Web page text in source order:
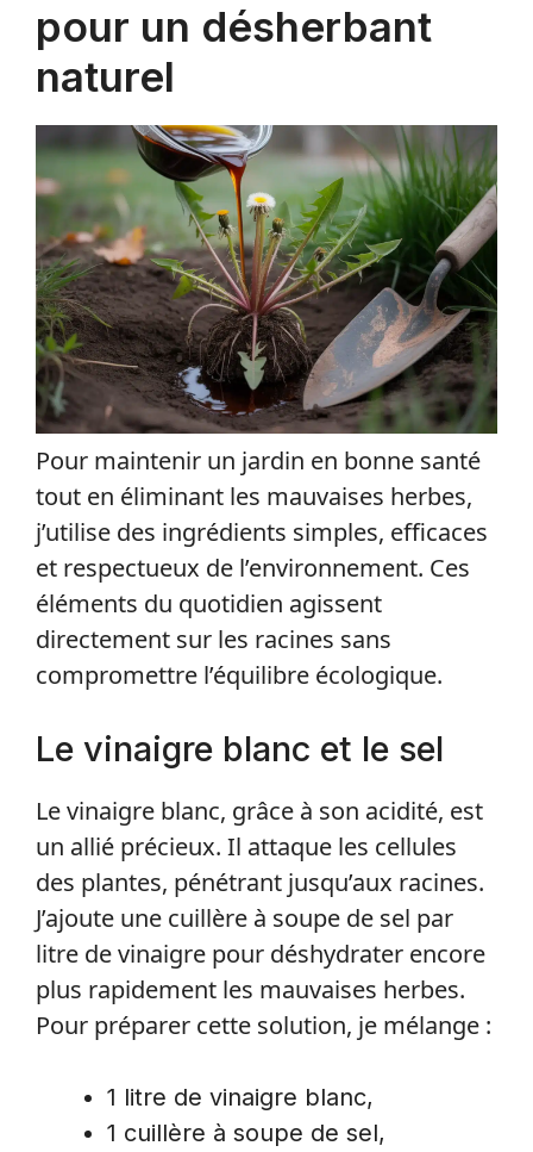
pour un désherbant
naturel
Pour maintenir un jardin en bonne santé
tout en éliminant les mauvaises herbes,
j’utilise des ingrédients simples, efficaces
et respectueux de l’environnement. Ces
éléments du quotidien agissent
directement sur les racines sans
compromettre l’équilibre écologique.
Le vinaigre blanc et le sel
Le vinaigre blanc, grâce à son acidité, est
un allié précieux. Il attaque les cellules
des plantes, pénétrant jusqu’aux racines.
J’ajoute une cuillère à soupe de sel par
litre de vinaigre pour déshydrater encore
plus rapidement les mauvaises herbes.
Pour préparer cette solution, je mélange :
1 litre de vinaigre blanc,
1 cuillère à soupe de sel,